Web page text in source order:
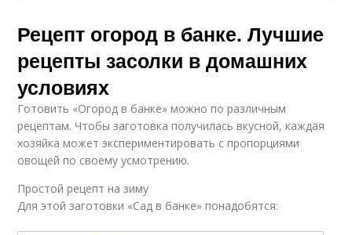
Рецепт огород в банке. Лучшие
рецепты засолки в домашних
условиях
Готовить «Огород в банке» можно по различным
рецептам. Чтобы заготовка получилась вкусной, каждая
хозяйка может экспериментировать с пропорциями
овощей по своему усмотрению.
Простой рецепт на зиму
Для этой заготовки «Сад в банке» понадобятся: